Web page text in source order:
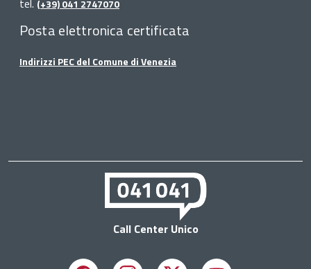
tel. (+39) 041 2747070
Posta elettronica certificata
Indirizzi PEC del Comune di Venezia
Call Center Unico